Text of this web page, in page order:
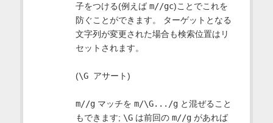
子をつける(例えば m//gc)ことでこれを
防ぐことができます。 ターゲットとなる
文字列が変更された場合も検索位置はリ
セットされます。
(\G アサート)
m//gマッチを m/\G.../gと混ぜること
もできます; \Gは前回の m//gがあれば